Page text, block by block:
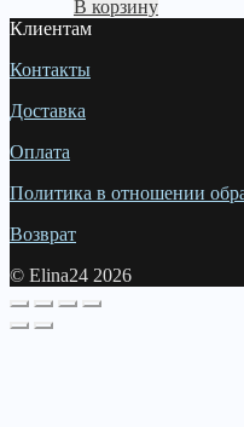
В корзину
Клиентам
Контакты
Доставка
Оплата
Политика в отношении
Возврат
© Elina24 2026